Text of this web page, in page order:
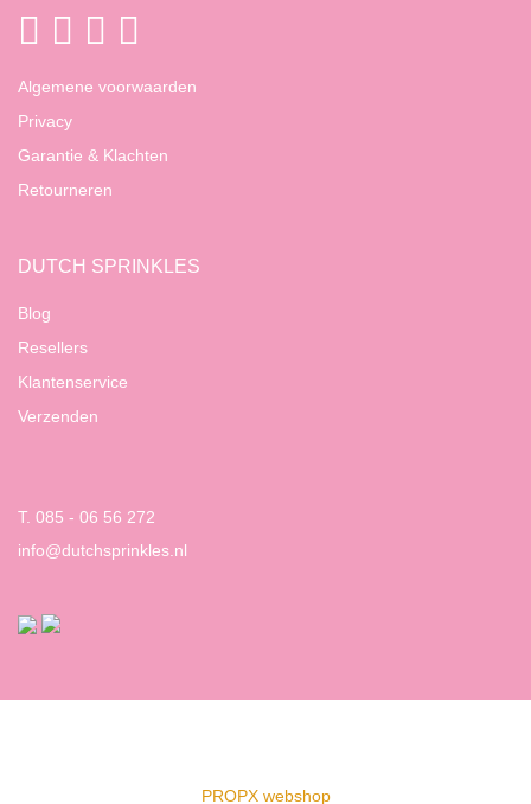
Algemene voorwaarden
Privacy
Garantie & Klachten
Retourneren
DUTCH SPRINKLES
Blog
Resellers
Klantenservice
Verzenden
T. 085 - 06 56 272
info@dutchsprinkles.nl
PROPX webshop